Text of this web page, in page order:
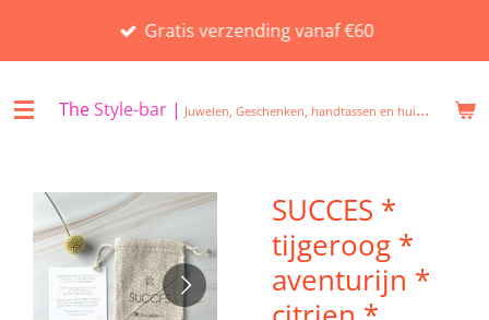
de
Gratis verzending vanaf €60
TheStyle-bar | Juwelen, Geschenken, handtassen en huisgeuren in Beveren
SUCCES *
tijgeroog *
aventurijn *